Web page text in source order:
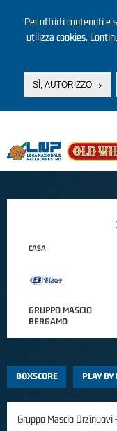
Per offrirti contenuti e
utilizza cookies.
SÌ, AUTORIZZO
CASA
GRUPPO MASCIO
BERGAMO
BOXSCORE PLAY BY
Gruppo Mascio